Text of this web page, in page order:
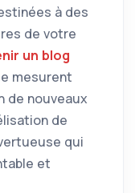
à des
de votre
un blog
mesurent
de nouveaux
de
qui
et